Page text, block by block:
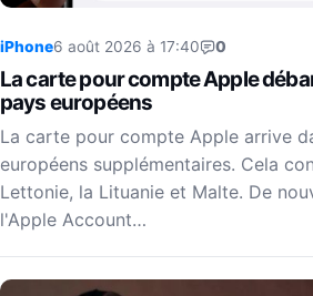
iPhone6 août 2026 à 17:40 0
La carte pour compte Apple
pays européens
La carte pour compte Apple arrive
européens supplémentaires. Cela
Lettonie, la Lituanie et Malte. De
l'Apple Account…